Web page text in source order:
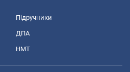
Підручники
ДПА
НМТ